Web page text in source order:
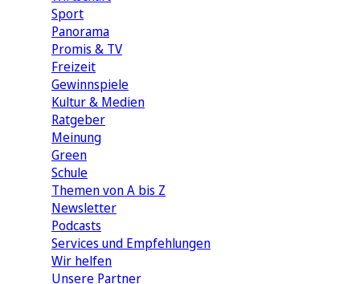
Sport
Panorama
Promis & TV
Freizeit
Gewinnspiele
Kultur & Medien
Ratgeber
Meinung
Green
Schule
Themen von A bis Z
Newsletter
Podcasts
Services und Empfehlungen
Wir helfen
Unsere Partner